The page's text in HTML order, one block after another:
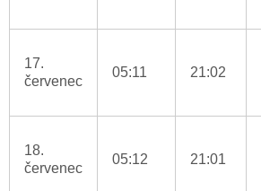
17.
červenec
05:11 21:02
18.
červenec
05:12 21:01